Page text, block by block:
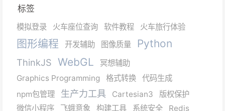
标签
模拟登录 火车座位查询 软件教程 火车旅行体验
图形编程 开发辅助 图像质量 Python
ThinkJS WebGL
冥想辅助
Graphics Programming
格式转换
代码生成
npm包管理
生产力工具 Cartesian3
版权保护
微信小程序
飞蛾意象 构建工具 系统安全
Redis